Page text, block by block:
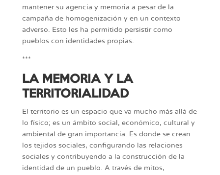
mantener su agencia y memoria a pesar de la
campaña de homogenización y en un contexto
adverso. Esto les ha permitido persistir como
pueblos con identidades propias.
***
LA MEMORIA Y LA
TERRITORIALIDAD
El territorio es un espacio que va mucho más allá de
lo físico; es un ámbito social, económico, cultural y
ambiental de gran importancia. Es donde se crean
los tejidos sociales, configurando las relaciones
sociales y contribuyendo a la construcción de la
identidad de un pueblo. A través de mitos,